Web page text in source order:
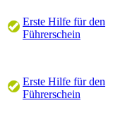
Erste Hilfe für den
Führerschein
Erste Hilfe für den
Führerschein